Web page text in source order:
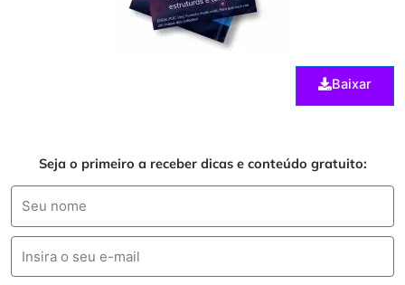
Baixar
Seja o primeiro a receber dicas e conteúdo gratuito: